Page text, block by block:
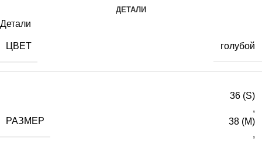
ДЕТАЛИ
Детали
ЦВЕТ голубой
РАЗМЕР
36 (S)
,
38 (M)
,